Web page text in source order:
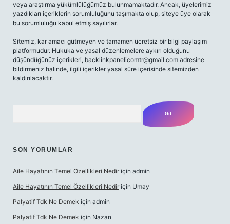
veya araştırma yükümlülüğümüz bulunmamaktadır. Ancak, üyelerimiz
yazdıkları içeriklerin sorumluluğunu taşımakta olup, siteye üye olarak
bu sorumluluğu kabul etmiş sayılırlar.
Sitemiz, kar amacı gütmeyen ve tamamen ücretsiz bir bilgi paylaşım
platformudur. Hukuka ve yasal düzenlemelere aykırı olduğunu
düşündüğünüz içerikleri, backlinkpanelicomtr@gmail.com adresine
bildirmeniz halinde, ilgili içerikler yasal süre içerisinde sitemizden
kaldırılacaktır.
SON YORUMLAR
Aile Hayatının Temel Özellikleri Nedir için admin
Aile Hayatının Temel Özellikleri Nedir için Umay
Palyatif Tdk Ne Demek için admin
Palyatif Tdk Ne Demek için Nazan